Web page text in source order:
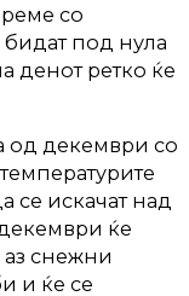
со
под нула
денот ретко ќе
од декември со
искачат над
ќе
снежни
и ќе се